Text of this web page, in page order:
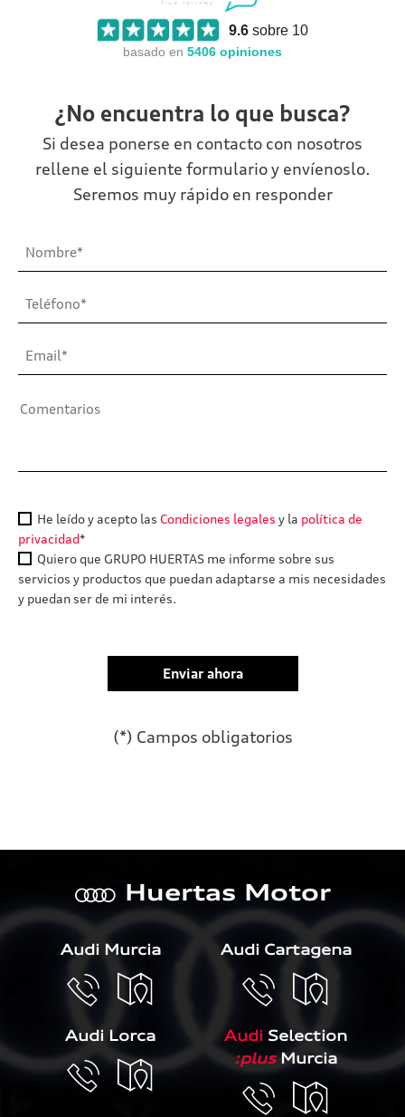
9.6sobre 10
basado en 5406 opiniones
¿No encuentra lo que busca?
Si desea ponerse en contacto con nosotros
rellene el siguiente formulario y envíenoslo.
Seremos muy rápido en responder
He leído y acepto las Condiciones legales y la política de
privacidad*
Quiero que GRUPO HUERTAS me informe sobre sus
servicios y productos que puedan adaptarse a mis necesidades
y puedan ser de mi interés.
(*) Campos obligatorios
a Huertas Motor
Audi Murcia Audi Cartagena
Audi Lorca Audi Selection
:plusMurcia